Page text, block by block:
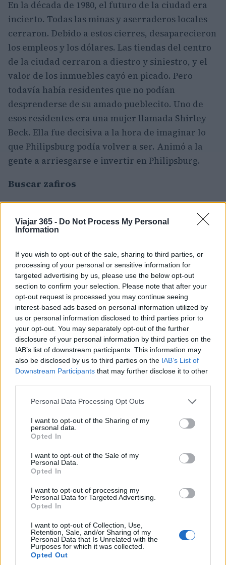
Viajar 365 - Do Not Process My Personal
Information
If you wish to opt-out of the sale, sharing to third parties, or
processing of your personal or sensitive information for
targeted advertising by us, please use the below opt-out
section to confirm your selection. Please note that after your
opt-out request is processed you may continue seeing
interest-based ads based on personal information utilized by
us or personal information disclosed to third parties prior to
your opt-out. You may separately opt-out of the further
disclosure of your personal information by third parties on the
IAB’s list of downstream participants. This information may
also be disclosed by us to third parties on the IAB’s List of
Downstream Participants that may further disclose it to other
Please note that this website/app uses one or more Google
not limited to your visit or usage behaviour. You may click to
grant or deny consent to Google and its third-party tags to
use your data for below specified purposes in below Google
consent section.
Personal Data Processing Opt Outs
I want to opt-out of the Sharing of my
personal data.
Opted In
I want to opt-out of the Sale of my
Personal Data.
Opted In
I want to opt-out of processing my
Personal Data for Targeted Advertising.
Opted In
I want to opt-out of Collection, Use,
Retention, Sale, and/or Sharing of my
Personal Data that Is Unrelated with the
Purposes for which it was collected.
Opted Out
En la década de 1980, el futuro de la ciudad era
incierto. Todas las minas y aserraderos locales
cerraron. Debido a estos cierres, desaparecieron
los empleos y los dólares. Las tiendas del centro
de la ciudad cerraron a diestro y siniestro, y el
valor de los inmuebles cayó en picado. Pero
todavía había residentes que no podían
desprenderse de su amado pueblecito. Uno de
esos residentes era una mujer llamada Shirley
Beck. Ella fue decisiva a la hora de imaginar lo
que Philipsburg podía volver a ser. Animó a la
gente a arriesgarse e invertir en Philipsburg.
Buscar zafiros
enMontana Gems of Philipsburg,en el centro
de la ciudad. Traen la grava directamente de la
mina. Así que sólo tienes que comprarles un cubo
de grava y empezar a buscar. Tienes las mismas
probabilidades de encontrar una gema que en la
mina. La gente encuentra zafiros todo el tiempo.
Montana Gems of Philipsburgle proporciona el
equipo que necesita. Sin duda, es divertido
excavar y buscar tu propia piedra preciosa, es
con cita previa los sábados y domingos. Así, la
misión de Buses of Yellowstone es preservar
históricamente y o restaurar a su estado original
de funcionamiento una colección de todas las
marcas y modelos de vehículos motorizados
utilizados por los
Parques Nacionales antes de la
Segunda Guerra Mundial.
nos pareció fascinante.
RecomendamosDoe Brotherspara un almuerzo
increíble servido en un edificio de 1880 completo
con una fuente de soda. El edificio de dos plantas
construido en 1887 que ahora es el restaurante
Doe Bothers fue originalmente Doe Drugs.